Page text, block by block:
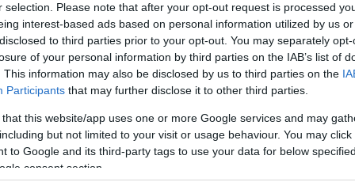
selection. Please note that after your opt-out request is processed
interest-based ads based on personal information utilized by us
to third parties prior to your opt-out. You may separately
of your personal information by third parties on the IAB’s list of
This information may also be disclosed by us to third parties on the
Participants that may further disclose it to other third parties.
that this website/app uses one or more Google services and may
but not limited to your visit or usage behaviour. You may
to Google and its third-party tags to use your data for below
consent section.
Του Μιχάλη Γκιουλένογλου /
info@eurohoops.net
ΗΑρμάνι Μιλάνοολοκλήρωσε με
κάθε επισημότητα την προσθήκη του
Φρέντι Γκιλέσπιστο ρόστερ της.
Ο Αμερικανός σέντερ (2.08)